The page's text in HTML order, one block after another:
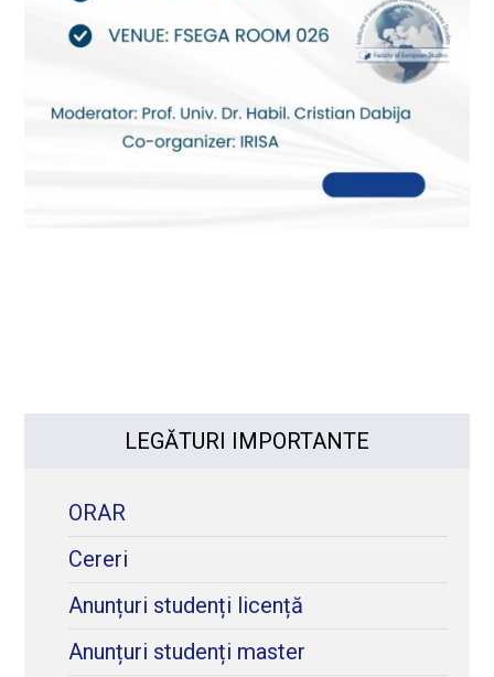
LEGĂTURI IMPORTANTE
ORAR
Cereri
Anunțuri studenți licență
Anunțuri studenți master